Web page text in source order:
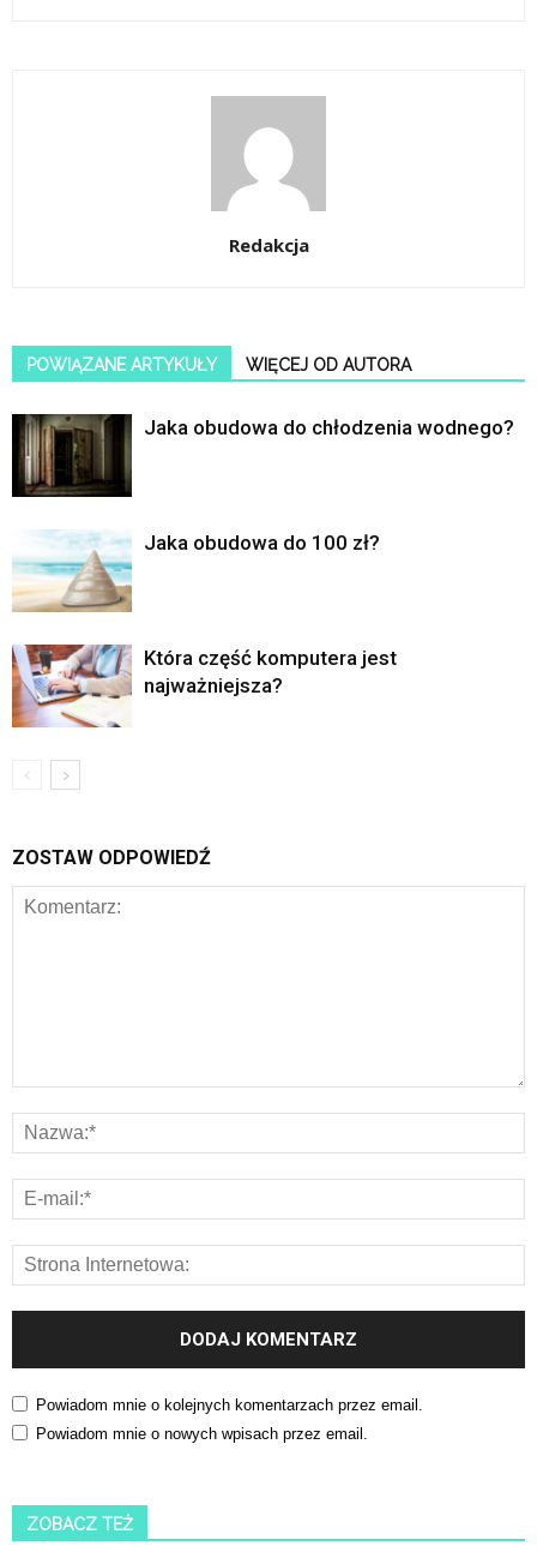
Redakcja
POWIĄZANE ARTYKUŁY WIĘCEJ OD AUTORA
Jaka obudowa do chłodzenia wodnego?
Jaka obudowa do 100 zł?
Która część komputera jest
najważniejsza?
ZOSTAW ODPOWIEDŹ
Powiadom mnie o kolejnych komentarzach przez email.
Powiadom mnie o nowych wpisach przez email.
ZOBACZ TEŻ